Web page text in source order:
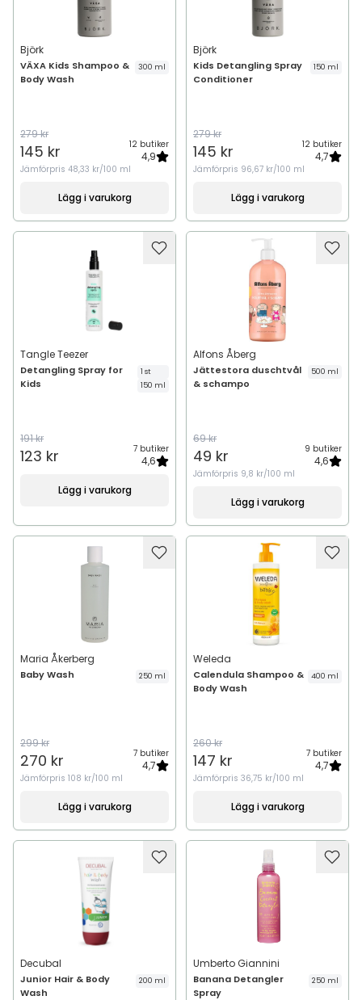
Björk
VÄXA Kids Shampoo &
Body Wash
300 ml
279 kr
145 kr 12 butiker
4,9
Jämförpris 48,33 kr/100 ml
Lägg i varukorg
Björk
Kids Detangling Spray
Conditioner
150 ml
279 kr
145 kr 12 butiker
4,7
Jämförpris 96,67 kr/100 ml
Lägg i varukorg
Tangle Teezer
Detangling Spray for
Kids
1 st
150 ml
191 kr
123 kr 7 butiker
4,6
Lägg i varukorg
Alfons Åberg
Jättestora duschtvål
& schampo
500 ml
69 kr
49 kr 9 butiker
4,6
Jämförpris 9,8 kr/100 ml
Lägg i varukorg
Maria Åkerberg
Baby Wash 250 ml
299 kr
270 kr 7 butiker
4,7
Jämförpris 108 kr/100 ml
Lägg i varukorg
Weleda
Calendula Shampoo &
Body Wash
400 ml
260 kr
147 kr 7 butiker
4,7
Jämförpris 36,75 kr/100 ml
Lägg i varukorg
Decubal
Junior Hair & Body
Wash
200 ml
Umberto Giannini
Banana Detangler
Spray
250 ml